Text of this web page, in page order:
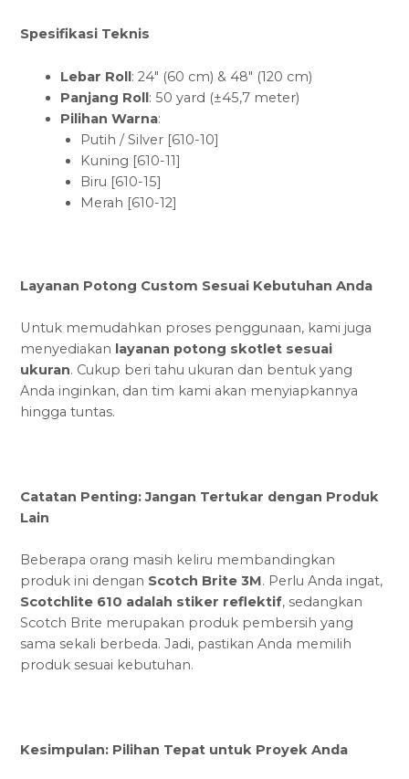
Spesifikasi Teknis
Lebar Roll: 24″ (60 cm) & 48″ (120 cm)
Panjang Roll: 50 yard (±45,7 meter)
Pilihan Warna:
Putih / Silver [610-10]
Kuning [610-11]
Biru [610-15]
Merah [610-12]
Layanan Potong Custom Sesuai Kebutuhan Anda
Untuk memudahkan proses penggunaan, kami juga
menyediakan layanan potong skotlet sesuai
ukuran. Cukup beri tahu ukuran dan bentuk yang
Anda inginkan, dan tim kami akan menyiapkannya
hingga tuntas.
Catatan Penting: Jangan Tertukar dengan Produk
Lain
Beberapa orang masih keliru membandingkan
produk ini dengan Scotch Brite 3M. Perlu Anda ingat,
Scotchlite 610 adalah stiker reflektif, sedangkan
Scotch Brite merupakan produk pembersih yang
sama sekali berbeda. Jadi, pastikan Anda memilih
produk sesuai kebutuhan.
Kesimpulan: Pilihan Tepat untuk Proyek Anda